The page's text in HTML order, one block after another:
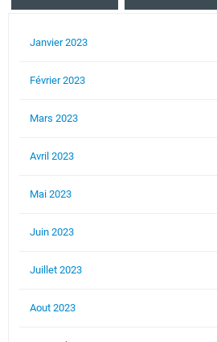
Janvier 2023
Février 2023
Mars 2023
Avril 2023
Mai 2023
Juin 2023
Juillet 2023
Aout 2023